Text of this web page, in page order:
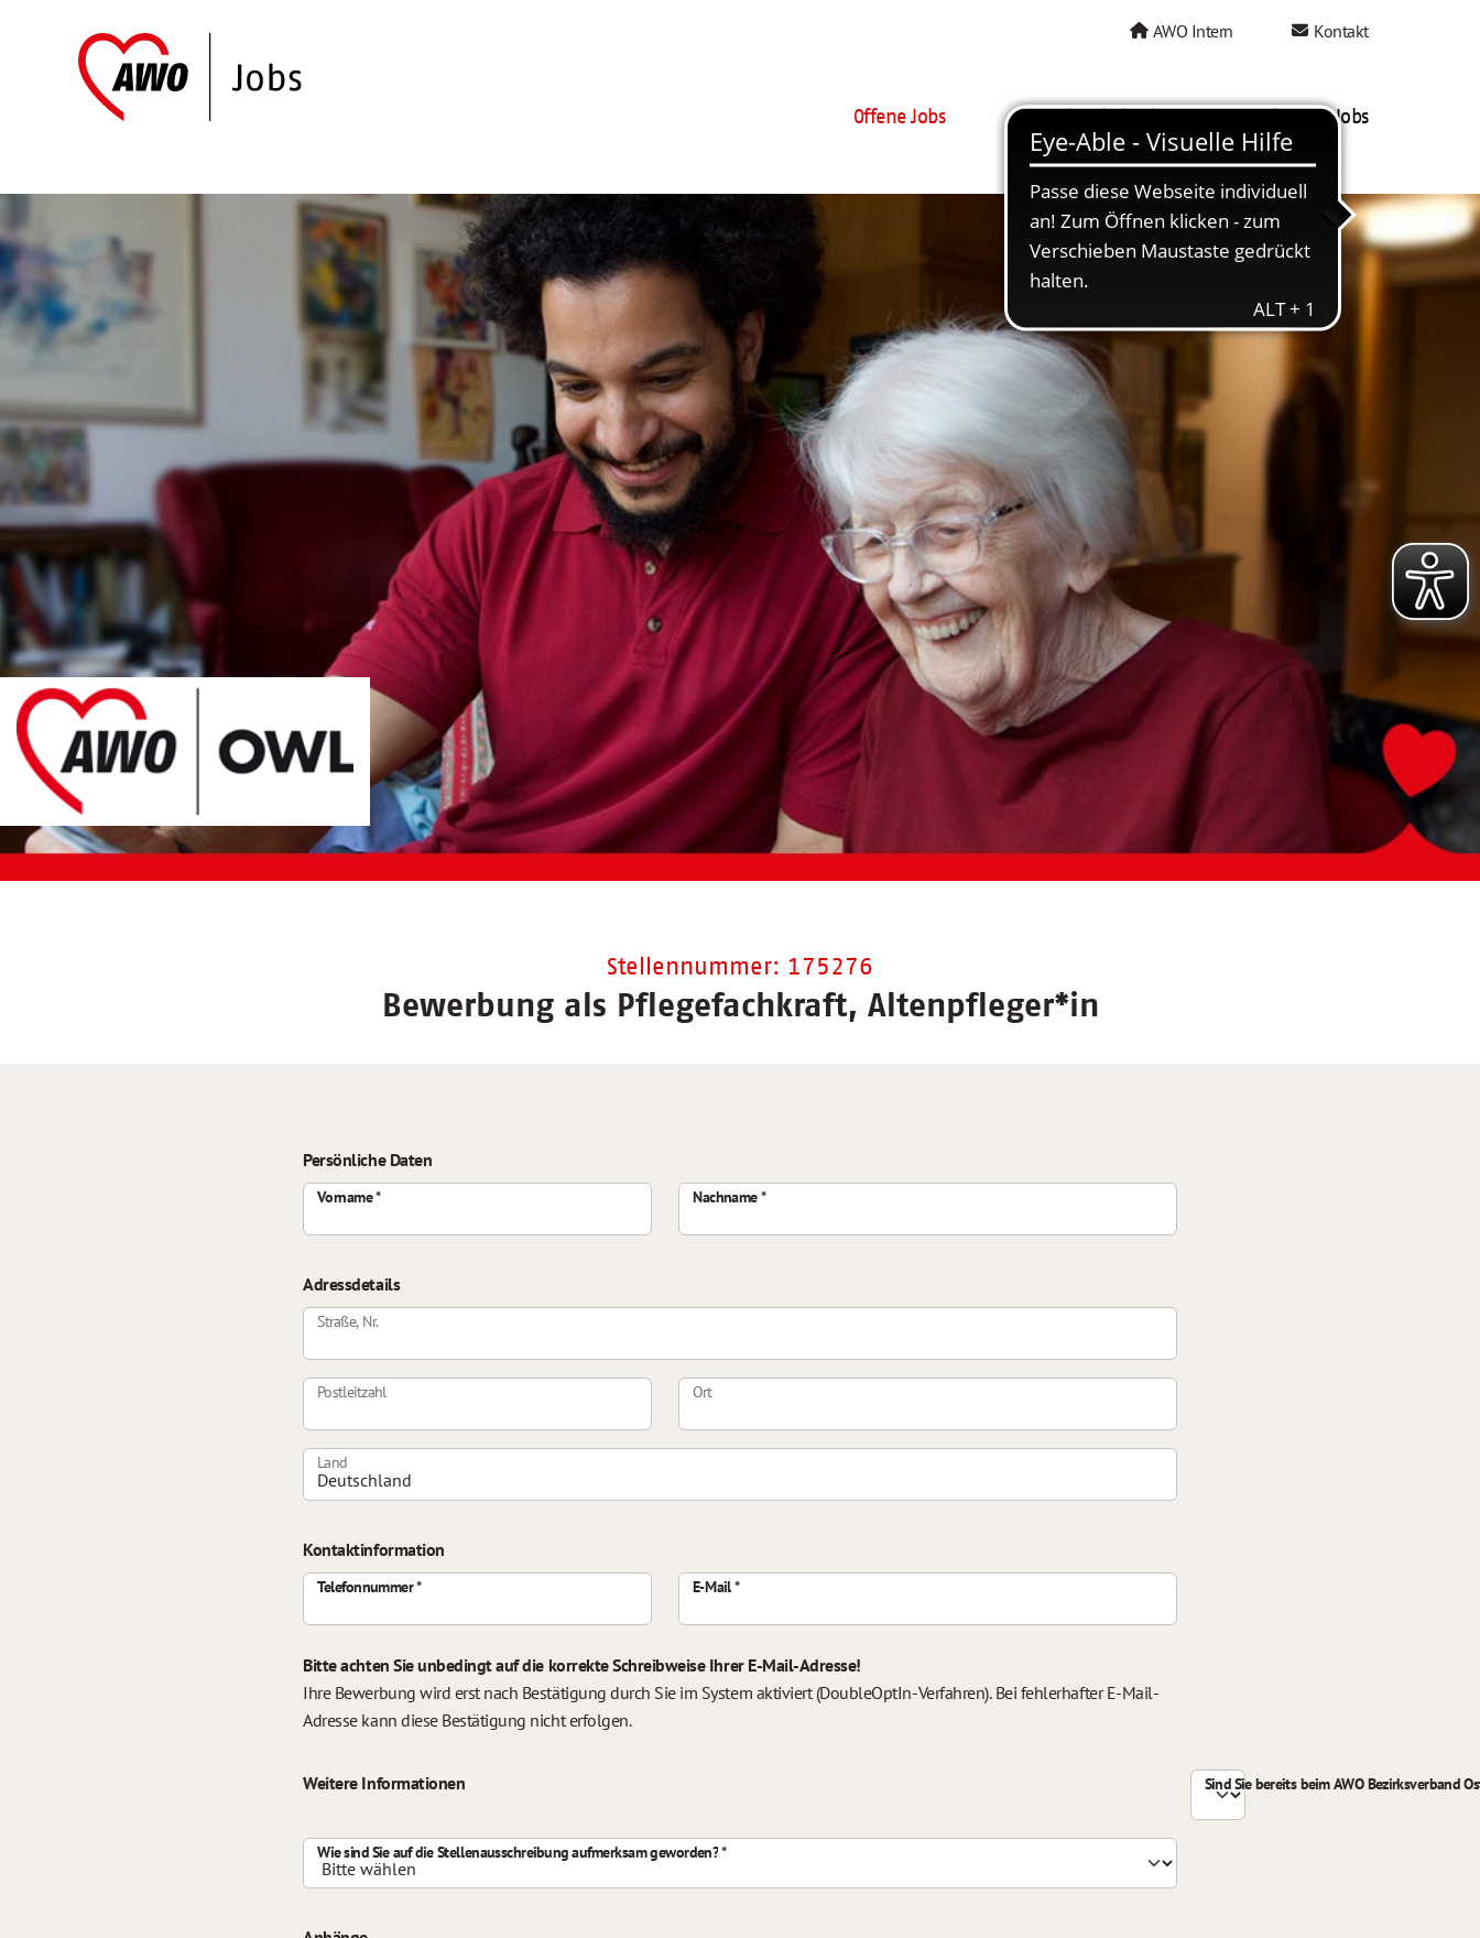
AWO Intern Kontakt
Offene Jobs AWO als Arbeitgeber Mein AWO Jobs
Stellennummer: 175276
Bewerbung als Pflegefachkraft, Altenpfleger*in
Persönliche Daten
Vorname Nachname
Adressdetails
Straße, Nr.
Postleitzahl Ort
Land
Kontaktinformation
Telefonnummer E-Mail
Bitte achten Sie unbedingt auf die korrekte Schreibweise Ihrer E-Mail-Adresse!
Ihre Bewerbung wird erst nach Bestätigung durch Sie im System aktiviert (DoubleOptIn-Verfahren). Bei fehlerhafter E-Mail-
Adresse kann diese Bestätigung nicht erfolgen.
Weitere Informationen Sind Sie bereits beim AWO Bezirksverband
Wie sind Sie auf die Stellenausschreibung aufmerksam geworden?